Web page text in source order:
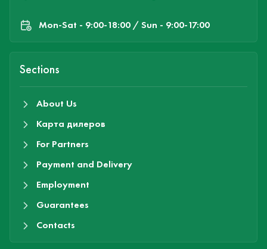
Mon-Sat - 9:00-18:00 / Sun - 9:00-17:00
Sections
About Us
Карта дилеров
For Partners
Payment and Delivery
Employment
Guarantees
Contacts